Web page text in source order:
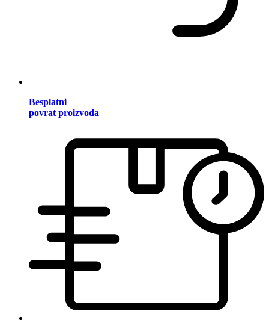
Besplatni
povrat proizvoda